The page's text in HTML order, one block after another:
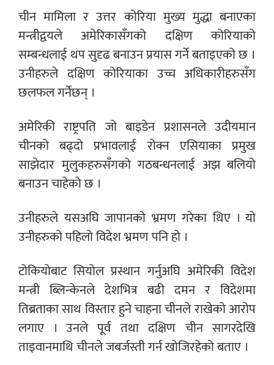
चीन मामिला र उत्तर कोरिया मुख्य मुद्धा बनाएका
मन्त्रीद्वयले अमेरिकासँगको दक्षिण कोरियाको
सम्बन्धलाई थप सुदृढ बनाउन प्रयास गर्ने बताइएको छ ।
उनीहरुले दक्षिण कोरियाका उच्च अधिकारीहरुसँग
छलफल गर्नेछन् ।
अमेरिकी राष्ट्रपति जो बाइडेन प्रशासनले उदीयमान
चीनको बढ्दो प्रभावलाई रोक्न एसियाका प्रमुख
साझेदार मुलुकहरुसँगको गठबन्धनलाई अझ बलियो
बनाउन चाहेको छ ।
उनीहरुले यसअघि जापानको भ्रमण गरेका थिए । यो
उनीहरुको पहिलो विदेश भ्रमण पनि हो ।
टोकियोबाट सियोल प्रस्थान गर्नुअघि अमेरिकी विदेश
मन्त्री ब्लिन्केनले देशभित्र बढी दमन र विदेशमा
तिब्रताका साथ विस्तार हुने चाहना चीनले राखेको आरोप
लगाए । उनले पूर्व तथा दक्षिण चीन सागरदेखि
ताइवानमाथि चीनले जबर्जस्ती गर्न खोजिरहेको बताए ।